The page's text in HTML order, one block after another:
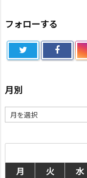
フォローする
月別
別
月
火 水